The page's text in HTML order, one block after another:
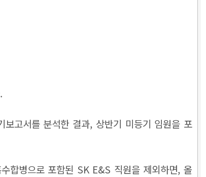
고서를 분석한 결과, 상반기 미등기 임원을 포
합병으로 포함된 SK E&S 직원을 제외하면, 올